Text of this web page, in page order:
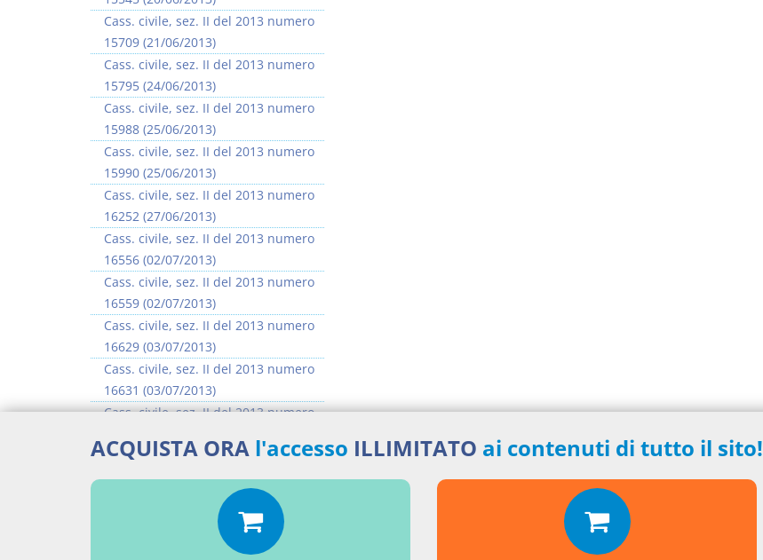
Cass. civile, sez. II del 2013 numero
15709 (21/06/2013)
Cass. civile, sez. II del 2013 numero
15795 (24/06/2013)
Cass. civile, sez. II del 2013 numero
15988 (25/06/2013)
Cass. civile, sez. II del 2013 numero
15990 (25/06/2013)
Cass. civile, sez. II del 2013 numero
16252 (27/06/2013)
Cass. civile, sez. II del 2013 numero
16556 (02/07/2013)
Cass. civile, sez. II del 2013 numero
16559 (02/07/2013)
Cass. civile, sez. II del 2013 numero
16629 (03/07/2013)
Cass. civile, sez. II del 2013 numero
16631 (03/07/2013)
Cass. civile, sez. II del 2013 numero
Cass. civile, sez. II del 2013 numero
16637 (03/07/2013)
>> Vai all'argomento completo
ACQUISTA ORA l'accesso ILLIMITATO ai contenuti di tutto il sito!